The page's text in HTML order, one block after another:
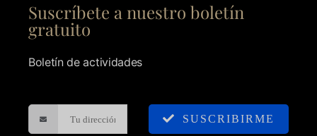
Suscríbete a nuestro boletín
gratuito
Boletín de actividades
SUSCRIBIRME